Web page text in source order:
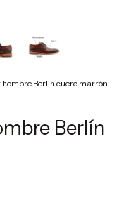
Berlín cuero marrón
Berlín